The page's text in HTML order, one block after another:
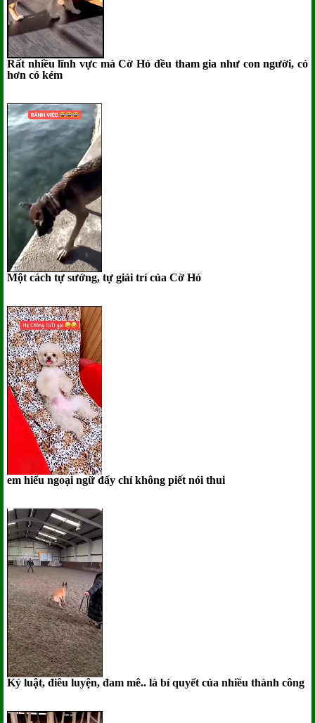
Rất nhiều lĩnh vực mà Cờ Hó đều tham gia như con người, có
hơn có kém
Một cách tự sướng, tự giải trí của Cờ Hó
em hiểu ngoại ngữ đấy chỉ không piết nói thui
Kỷ luật, điêu luyện, đam mê.. là bí quyết của nhiều thành công